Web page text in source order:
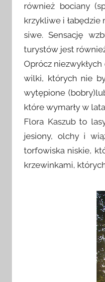
również bociany
krzykliwe i łabędzie
siwe. Sensację
turystów jest
Oprócz
wilki, których nie
wytępione
które wymarły w
Flora Kaszub to
jesiony, olchy i
torfowiska niskie,
krzewinkami,